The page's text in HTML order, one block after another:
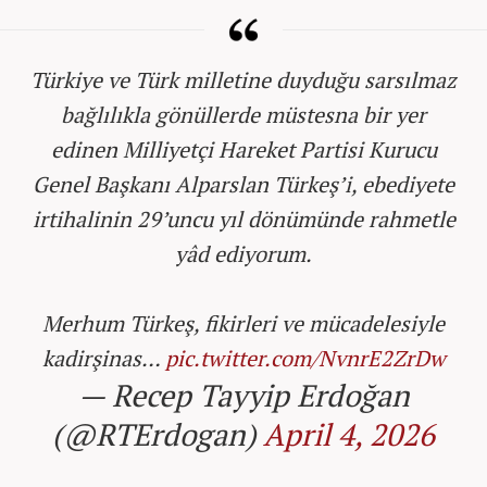
Türkiye ve Türk milletine duyduğu sarsılmaz
bağlılıkla gönüllerde müstesna bir yer
edinen Milliyetçi Hareket Partisi Kurucu
Genel Başkanı Alparslan Türkeş’i, ebediyete
irtihalinin 29’uncu yıl dönümünde rahmetle
yâd ediyorum.
Merhum Türkeş, fikirleri ve mücadelesiyle
kadirşinas… pic.twitter.com/NvnrE2ZrDw
— Recep Tayyip Erdoğan
(@RTErdogan)April 4, 2026